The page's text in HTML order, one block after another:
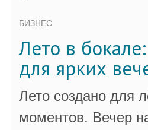
БИЗНЕС
Лето в
для ярких
Лето создано для
моментов. Вечер